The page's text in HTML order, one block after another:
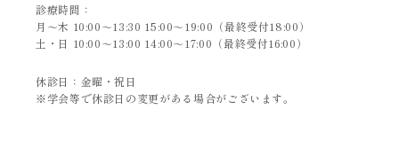
診療時間：
月～木 10:00～13:30 15:00～19:00（最終受付18:00）
土・日 10:00～13:00 14:00～17:00（最終受付16:00）
休診日：金曜・祝日
※学会等で休診日の変更がある場合がございます。